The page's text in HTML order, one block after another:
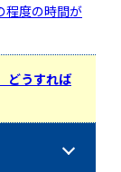
程度の時間が
どうすれば